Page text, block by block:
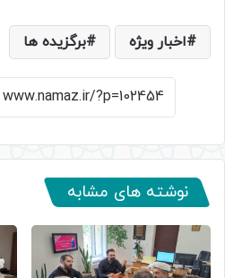
اخبار ویژه برگزیده ها
نوشته های مشابه